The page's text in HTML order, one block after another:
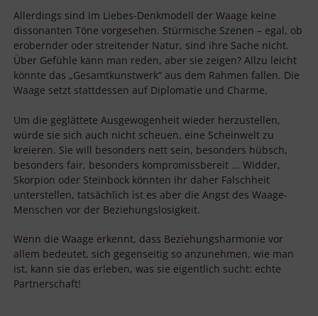
Allerdings sind im Liebes-Denkmodell der Waage keine
dissonanten Töne vorgesehen. Stürmische Szenen – egal, ob
erobernder oder streitender Natur, sind ihre Sache nicht.
Über Gefühle kann man reden, aber sie zeigen? Allzu leicht
könnte das „Gesamtkunstwerk“ aus dem Rahmen fallen. Die
Waage setzt stattdessen auf Diplomatie und Charme.
Um die geglättete Ausgewogenheit wieder herzustellen,
würde sie sich auch nicht scheuen, eine Scheinwelt zu
kreieren. Sie will besonders nett sein, besonders hübsch,
besonders fair, besonders kompromissbereit ... Widder,
Skorpion oder Steinbock könnten ihr daher Falschheit
unterstellen, tatsächlich ist es aber die Angst des Waage-
Menschen vor der Beziehungslosigkeit.
Wenn die Waage erkennt, dass Beziehungsharmonie vor
allem bedeutet, sich gegenseitig so anzunehmen, wie man
ist, kann sie das erleben, was sie eigentlich sucht: echte
Partnerschaft!